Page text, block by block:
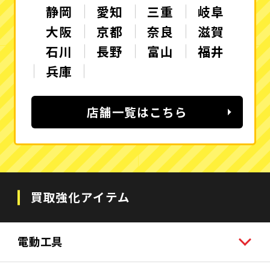
静岡 愛知 三重
岐阜
大阪
京都 奈良
滋賀
石川
長野 富山
福井
兵庫
店舗一覧はこちら
買取強化アイテム
電動工具